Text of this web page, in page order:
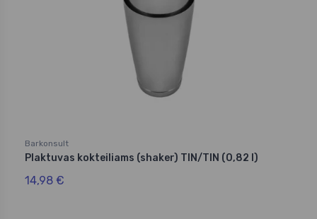
Barkonsult
Plaktuvas kokteiliams (shaker) TIN/TIN (0,82 l)
14,98 €